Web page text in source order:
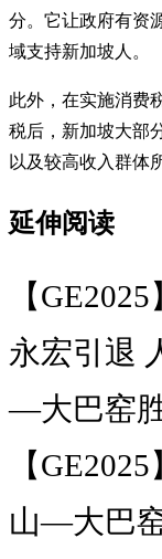
分。它让政府有资
域支持新加坡人。
此外，在实施消费
税后，新加坡大部
以及较高收入群体
延伸阅读
【
永宏引退
—大巴窑
【
山—大巴